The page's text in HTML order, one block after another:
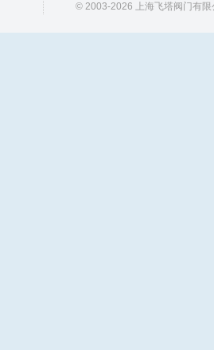
© 2003-2026 上海飞塔阀门有